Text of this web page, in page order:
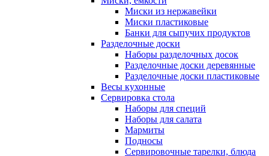
Миски из нержавейки
Миски пластиковые
Банки для сыпучих продуктов
Разделочные доски
Наборы разделочных досок
Разделочные доски деревянные
Разделочные доски пластиковые
Весы кухонные
Сервировка стола
Наборы для специй
Наборы для салата
Мармиты
Подносы
Сервировочные тарелки, блюда